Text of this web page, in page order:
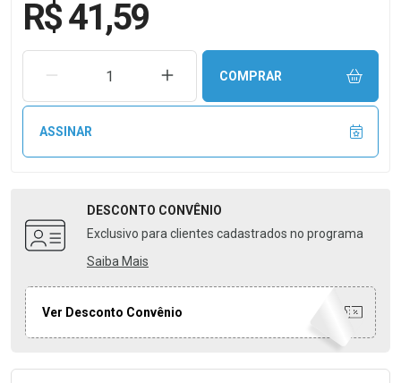
R$ 41,59
REMOVER UMA UNIDADEAUMENTAR UMA UNIDADE
COMPRAR
ASSINAR
DESCONTO CONVÊNIO
Exclusivo para clientes cadastrados no programa
Saiba Mais
Ver Desconto Convênio